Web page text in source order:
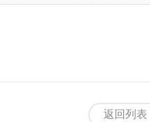
返回列表